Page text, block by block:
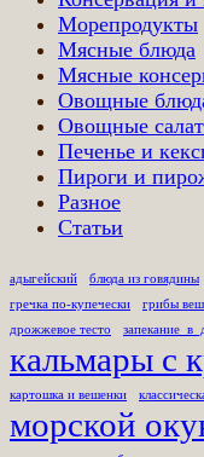
Морепродукты
Мясные блюда
Мясные
Овощные
Овощные
Печенье и
Пироги и
Разное
Статьи
адыгейский блюда из говядины
гречка по-купечески
грибы
дрожжевое тесто
кальмары с
картошка и вешенки
морской